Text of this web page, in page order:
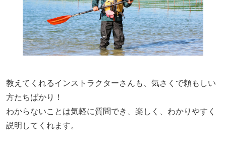
教えてくれるインストラクターさんも、気さくで頼もしい
方たちばかり！
わからないことは気軽に質問でき、楽しく、わかりやすく
説明してくれます。